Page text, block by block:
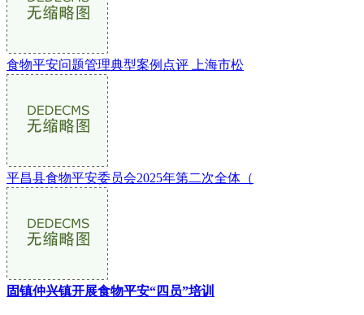
食物平安问题管理典型案例点评 上海市松
平昌县食物平安委员会2025年第二次全体（
固镇仲兴镇开展食物平安“四员”培训